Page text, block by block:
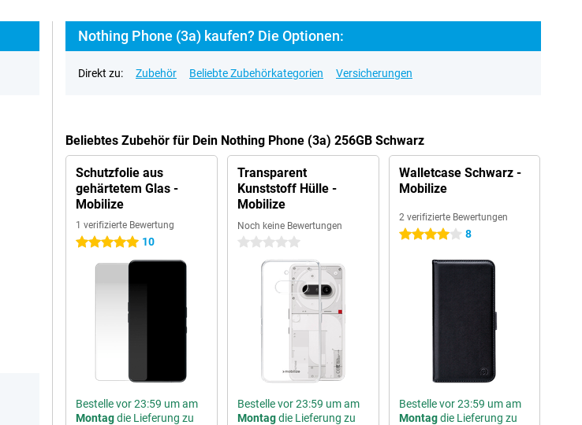
Nothing Phone (3a) kaufen? Die Optionen:
Direkt zu: Zubehör Beliebte Zubehörkategorien Versicherungen
Beliebtes Zubehör für Dein Nothing Phone (3a) 256GB Schwarz
Schutzfolie aus
gehärtetem Glas -
Mobilize
1 verifizierte Bewertung
5 Sterne 10
Bestelle vor 23:59 um am
Montagdie Lieferung zu
Transparent
Kunststoff Hülle -
Mobilize
Noch keine Bewertungen
0 Sterne
Bestelle vor 23:59 um am
Montagdie Lieferung zu
Walletcase Schwarz -
Mobilize
2 verifizierte Bewertungen
4 Sterne 8
Bestelle vor 23:59 um am
Montagdie Lieferung zu